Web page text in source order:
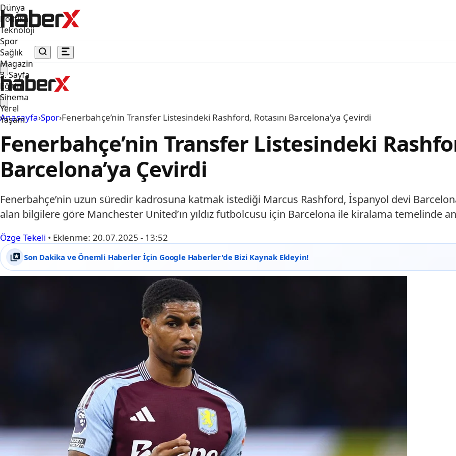
Dünya
Politika
Teknoloji
Spor
Sağlık
Magazin
3. Sayfa
Eğitim
Sinema
Yerel
Yaşam
Anasayfa›Spor›Fenerbahçe’nin Transfer Listesindeki Rashford, Rotasını Barcelona’ya Çevirdi
Fenerbahçe’nin Transfer Listesindeki
Barcelona’ya Çevirdi
Fenerbahçe’nin uzun süredir kadrosuna katmak istediği Marcus Rashford, İspanyol devi
alan bilgilere göre Manchester United’ın yıldız futbolcusu için Barcelona ile kiralama temelinde
Özge Tekeli • Eklenme: 20.07.2025 - 13:52
Son Dakika ve Önemli Haberler İçin Google Haberler'de Bizi Kaynak Ekleyin!